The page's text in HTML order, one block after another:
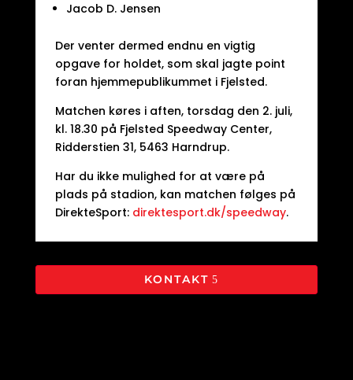
Jacob D. Jensen
Der venter dermed endnu en vigtig
opgave for holdet, som skal jagte point
foran hjemmepublikummet i Fjelsted.
Matchen køres i aften, torsdag den 2. juli,
kl. 18.30 på Fjelsted Speedway Center,
Ridderstien 31, 5463 Harndrup.
Har du ikke mulighed for at være på
plads på stadion, kan matchen følges på
DirekteSport: direktesport.dk/speedway.
KONTAKT